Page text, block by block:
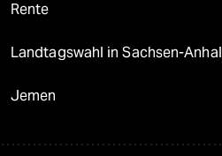
Rente
Landtagswahl in Sachsen-
Jemen